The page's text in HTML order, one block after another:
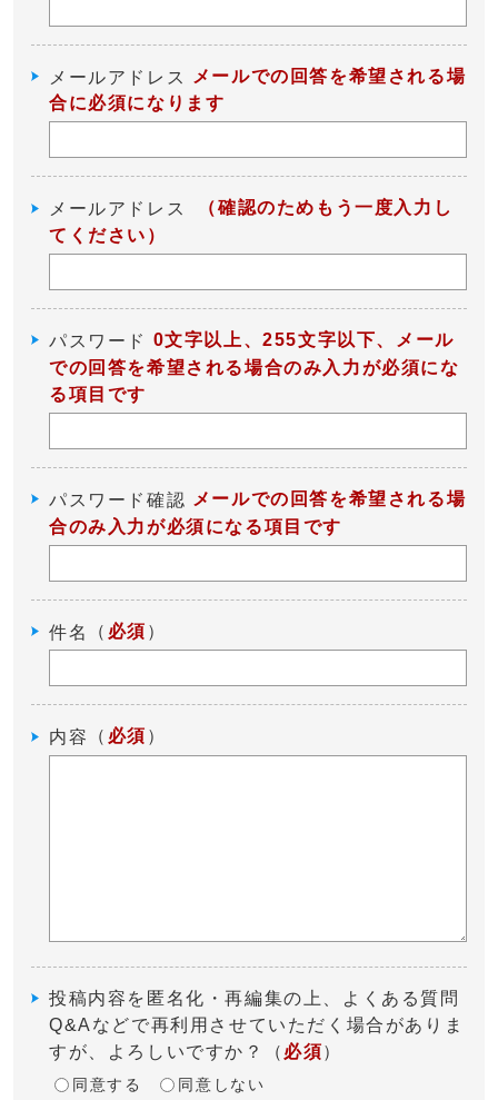
メールアドレス
メールでの回答を希望される場
合に必須になります
メールアドレス
（確認のためもう一度入力し
てください）
パスワード 0文字以上、255文字以下、メール
での回答を希望される場合のみ入力が必須にな
る項目です
パスワード確認 メールでの回答を希望される場
合のみ入力が必須になる項目です
件名 （ 必須 ）
内容 （ 必須 ）
投稿内容を匿名化・再編集の上、よくある質問
Q&Aなどで再利用させていただく場合がありま
すが、よろしいですか？
（ 必須）
同意する 同意しない